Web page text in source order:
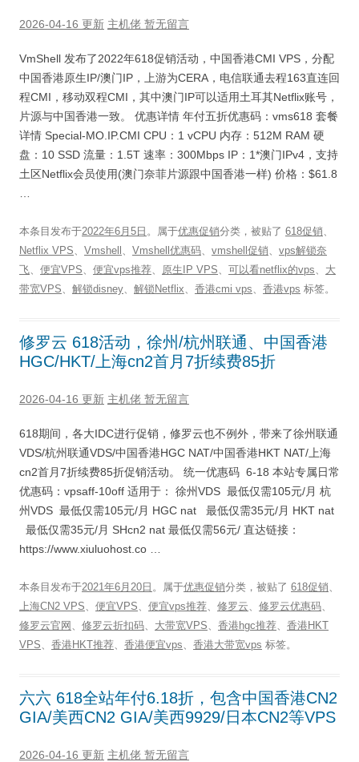
2026-04-16 更新 主机佬 暂无留言
VmShell 发布了2022年618促销活动，中国香港CMI VPS，分配
中国香港原生IP/澳门IP，上游为CERA，电信联通去程163直连回
程CMI，移动双程CMI，其中澳门IP可以适用土耳其Netflix账号，
片源与中国香港一致。 优惠详情 年付五折优惠码：vms618 套餐
详情 Special-MO.IP.CMI CPU：1 vCPU 内存：512M RAM 硬
盘：10 SSD 流量：1.5T 速率：300Mbps IP：1*澳门IPv4，支持
土区Netflix会员使用(澳门奈菲片源跟中国香港一样) 价格：$61.8
本条目发布于2022年6月5日 。属于优惠促销分类，被贴了 618促销、
Netflix VPS、 Vmshell 、 Vmshell优惠码、 vmshell促销、 vps解锁奈
飞、 便宜VPS、 便宜vps推荐、 原生IP VPS、 可以看netflix的vps、 大
带宽VPS、 解锁disney、 解锁Netflix、 香港cmi vps、 香港vps 标签。
修罗云 618活动，徐州/杭州联通、中国香港
HGC/HKT/上海cn2首月7折续费85折
2026-04-16 更新 主机佬 暂无留言
618期间，各大IDC进行促销，修罗云也不例外，带来了徐州联通
VDS/杭州联通VDS/中国香港HGC NAT/中国香港HKT NAT/上海
cn2首月7折续费85折促销活动。 统一优惠码 6-18 本站专属日常
优惠码：vpsaff-10off 适用于： 徐州VDS 最低仅需105元/月 杭
州VDS 最低仅需105元/月 HGC nat 最低仅需35元/月 HKT nat
最低仅需35元/月 SHcn2 nat 最低仅需56元/️ 直达链接：
https://www.xiuluohost.co …
本条目发布于2021年6月20日 。属于优惠促销分类，被贴了 618促销、
上海CN2 VPS、 便宜VPS、 便宜vps推荐、 修罗云、 修罗云优惠码、
修罗云官网 、 修罗云折扣码、 大带宽VPS、 香港hgc推荐、 香港HKT
VPS、 香港HKT推荐、 香港便宜vps、 香港大带宽vps 标签。
六六 618全站年付6.18折，包含中国香港CN2
GIA/美西CN2 GIA/美西9929/日本CN2等VPS
2026-04-16 更新 主机佬 暂无留言